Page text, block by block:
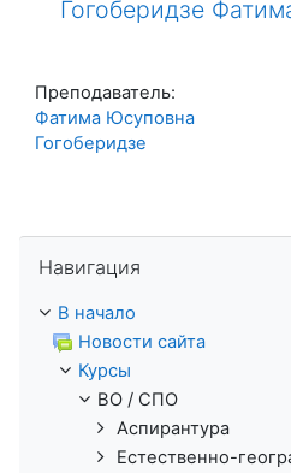
Гогоберидзе
Преподаватель:
Фатима Юсуповна
Гогоберидзе
Навигация
В начало
Новости сайта
Курсы
ВО / СПО
Аспирантура
Естественно-